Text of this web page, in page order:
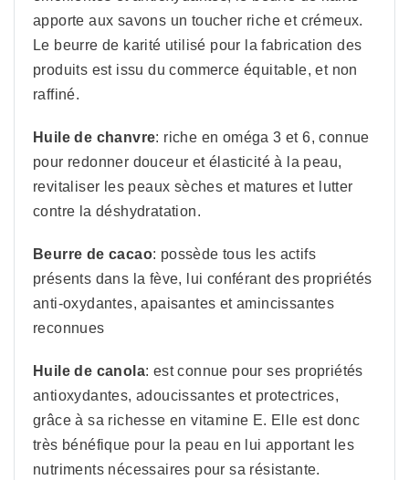
apporte aux savons un toucher riche et crémeux.
Le beurre de karité utilisé pour la fabrication des
produits est issu du commerce équitable, et non
raffiné.
Huile de chanvre: riche en oméga 3 et 6, connue
pour redonner douceur et élasticité à la peau,
revitaliser les peaux sèches et matures et lutter
contre la déshydratation.
Beurre de cacao: possède tous les actifs
présents dans la fève, lui conférant des propriétés
anti-oxydantes, apaisantes et amincissantes
reconnues
Huile de canola: est connue pour ses propriétés
antioxydantes, adoucissantes et protectrices,
grâce à sa richesse en vitamine E. Elle est donc
très bénéfique pour la peau en lui apportant les
nutriments nécessaires pour sa résistante.